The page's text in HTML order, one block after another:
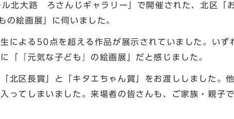
北大路 ろさんじギャラリー」で開催された、北区「
の絵画展」に伺いました。
による50点を超える作品が展示されていました。いず
「『元気な子ども』の絵画展」だと感じました。
北区長賞」と「キタエちゃん賞」をお渡ししました。
ってしまいました。来場者の皆さんも、ご家族・親子